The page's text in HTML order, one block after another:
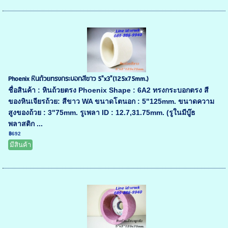
Phoenix หินถ้วยทรงกระบอกสีขาว 5"x3"(125x75mm.)
ชื่อสินค้า : หินถ้วยตรง Phoenix Shape : 6A2 ทรงกระบอกตรง สี
ของหินเจียรถ้วย: สีขาว WA ขนาดโตนอก : 5"125mm. ขนาดความ
สูงของถ้วย : 3"75mm. รูเพลา ID : 12.7,31.75mm. (รูในมีบู๊ธ
พลาสติก ...
฿692
มีสินค้า